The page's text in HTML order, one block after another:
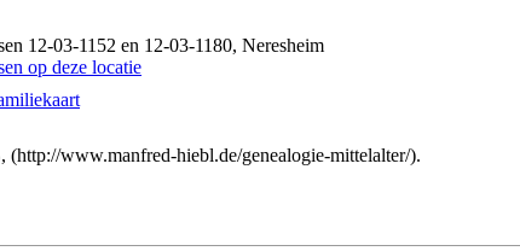
12-03-1152 en 12-03-1180, Neresheim
www.manfred-hiebl.de/genealogie-mittelalter/).